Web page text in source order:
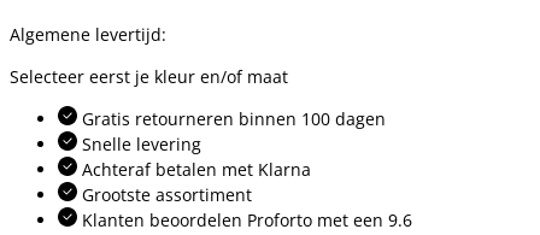
Algemene levertijd:
Selecteer eerst je kleur en/of maat
Gratis retourneren binnen 100 dagen
Snelle levering
Achteraf betalen met Klarna
Grootste assortiment
Klanten beoordelen Proforto met een 9.6